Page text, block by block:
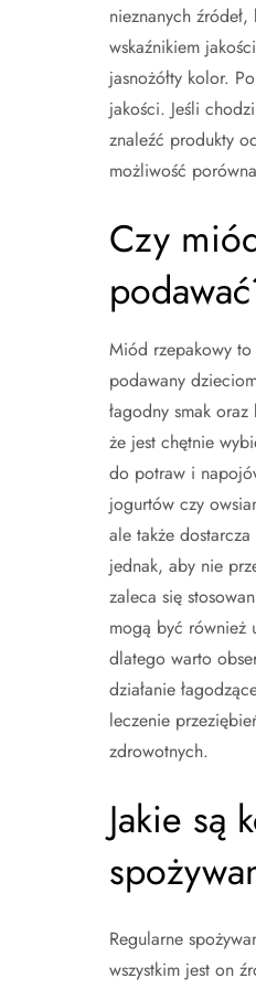
nieznanych
wskaźnikiem
jasnożółty kolor.
jakości. Jeśli
znaleźć produkty
możliwość
Czy
Miód rzepakowy
podawany
łagodny smak
że jest chętnie
do potraw i
jogurtów czy
ale także
jednak, aby nie
zaleca się
mogą być również
dlatego warto
działanie
leczenie
zdrowotnych.
Jakie są
Regularne
wszystkim jest on